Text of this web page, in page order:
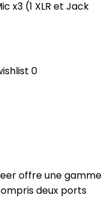
x3 (1 XLR et Jack
0
offre une gamme
deux ports